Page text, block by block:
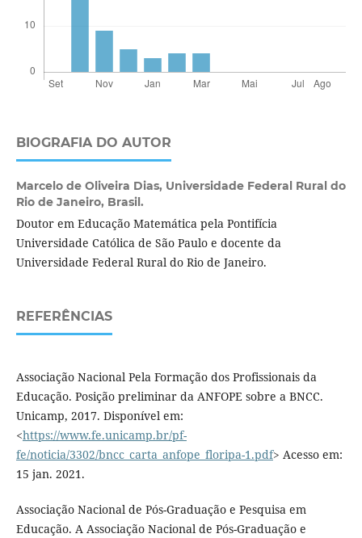
BIOGRAFIA DO AUTOR
Marcelo de Oliveira Dias, Universidade Federal Rural do
Rio de Janeiro, Brasil.
Doutor em Educação Matemática pela Pontifícia
Universidade Católica de São Paulo e docente da
Universidade Federal Rural do Rio de Janeiro.
REFERÊNCIAS
Associação Nacional Pela Formação dos Profissionais da
Educação. Posição preliminar da ANFOPE sobre a BNCC.
Unicamp, 2017. Disponível em:
<https://www.fe.unicamp.br/pf-
fe/noticia/3302/bncc_carta_anfope_floripa-1.pdf> Acesso em:
15 jan. 2021.
Associação Nacional de Pós-Graduação e Pesquisa em
Educação. A Associação Nacional de Pós-Graduação e